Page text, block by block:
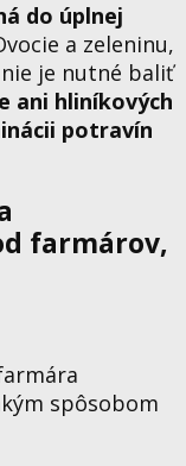
do úplnej
a zeleninu,
je nutné baliť
ani hliníkových
potravín
farmárov,
spôsobom